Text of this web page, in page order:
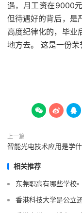
遇，月工资在9000
但待遇好的背后，是
高度纪律化的，毕业
地方去。 这是一份荣
  
上一篇
智能光电技术应用是学
相关推荐
东莞职高有哪些学校
香港科技大学是公立